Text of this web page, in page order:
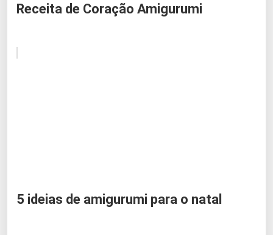
Receita de Coração Amigurumi
5 ideias de amigurumi para o natal